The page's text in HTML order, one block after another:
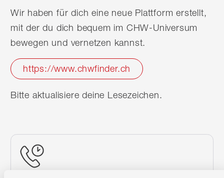
Wir haben für dich eine neue Plattform erstellt,
mit der du dich bequem im CHW-Universum
bewegen und vernetzen kannst.
https://www.chwfinder.ch
Bitte aktualisiere deine Lesezeichen.